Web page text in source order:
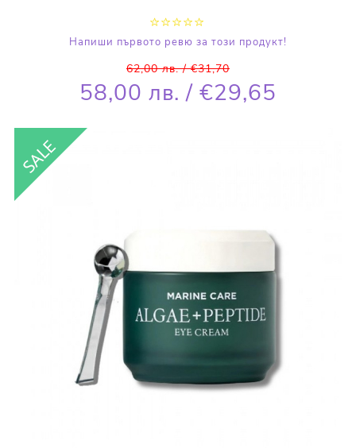
Напиши първото ревю за този продукт!
62,00 лв. / €31,70
58,00 лв. / €29,65